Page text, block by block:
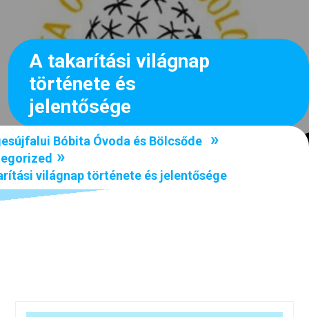
A takarítási világnap
története és
jelentősége
Bóbita Óvoda és Bölcsőde »
»
világnap története és jelentősége